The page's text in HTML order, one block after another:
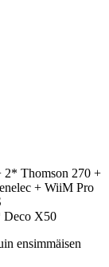
2* Thomson 270 +
+ WiiM Pro
Deco X50
ensimmäisen